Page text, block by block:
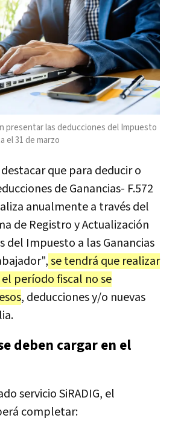
presentar las deducciones del Impuesto
el 31 de marzo
que para deducir o
de Ganancias- F.572
anualmente a través del
de Registro y Actualización
del Impuesto a las Ganancias
se tendrá que realizar
período fiscal no se
, deducciones y/o nuevas
deben cargar en el
servicio SiRADIG, el
completar: